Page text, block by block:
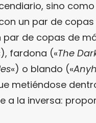
sino
un par de
de copas de
fardona («The
«) o blando («
metiéndose
a la inversa: